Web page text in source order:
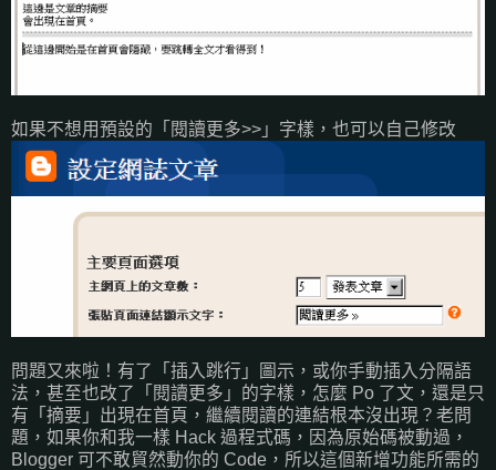
如果不想用預設的「閱讀更多>>」字樣，也可以自己修改
問題又來啦！有了「插入跳行」圖示，或你手動插入分隔語
法，甚至也改了「閱讀更多」的字樣，怎麼 Po 了文，還是只
有「摘要」出現在首頁，繼續閱讀的連結根本沒出現？老問
題，如果你和我一樣 Hack 過程式碼，因為原始碼被動過，
Blogger 可不敢貿然動你的 Code，所以這個新增功能所需的